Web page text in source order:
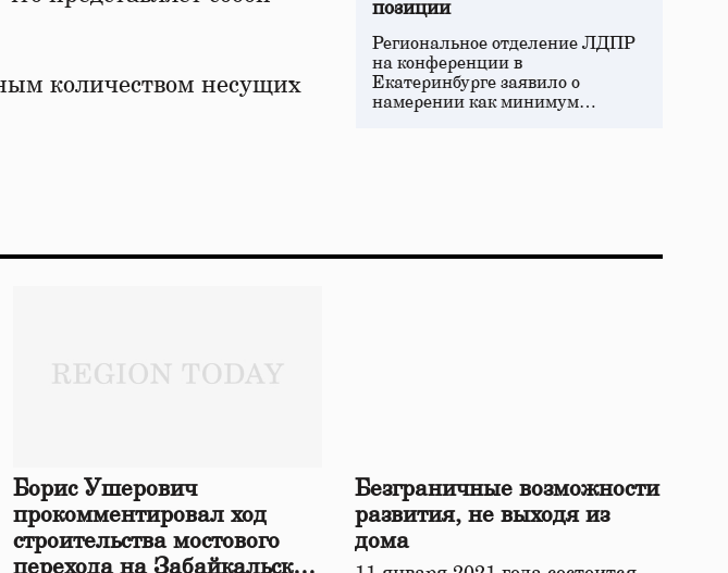
количеством несущих
позиции
Региональное отделение ЛДПР
на конференции в
Екатеринбурге заявило о
намерении как минимум…
Борис Ушерович
прокомментировал ход
строительства мостового
перехода на Забайкальской
Безграничные возможности
развития, не выходя из
дома